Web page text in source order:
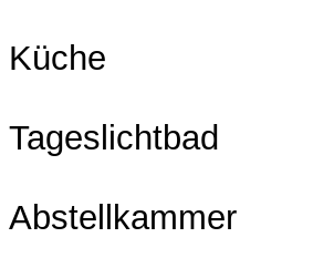
Küche
Tageslichtbad
Abstellkammer